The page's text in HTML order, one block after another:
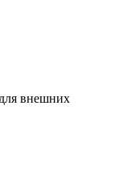
внешних